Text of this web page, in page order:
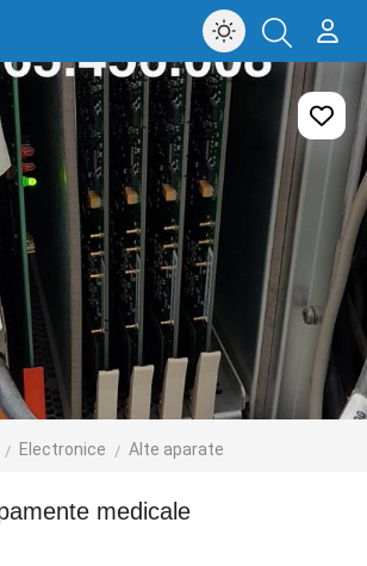
Electronice Alte aparate
medicale